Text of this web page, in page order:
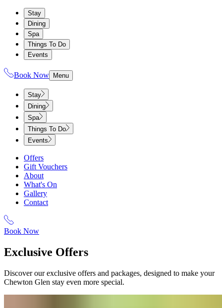
Stay
Dining
Spa
Things To Do
Events
Book Now Menu
Stay
Dining
Spa
Things To Do
Events
Offers
Gift Vouchers
About
What's On
Gallery
Contact
Book Now
Exclusive Offers​​​​‌ ‍ ​‍​‍‌‍ ‌ ​‍‌‍‍‌‌‍‌ ‌‍‍‌‌‍ ‍​‍​‍​ ‍‍​‍​‍‌ ​ ‌‍​‌‌‍ ‍‌‍‍‌‌ ‌​‌ ‍‌​‍ ‍‌‍‍‌‌‍ ​‍​‍​‍ ​​‍​‍‌‍‍​‌ ​‍‌‍‌‌‌‍‌‍​‍​‍​ ‍‍​‍​‍‌‍‍​‌ ‌​‌ ‌​‌ ​​‌ ​ ​ ‍‍​‍ ​‍ ‌‍ ​​‍ ‌‌‍​‌‌‍ ‍‌‍‌​​‍ ‌‌ ​‍​‍ ‌‌‍‍​‌‍ ‌ ‌​‌‍‌‌‌‍ ​‌ ​ ​‍ ‌‌ ​ ‌ ‌​‌ ‌‌‌‍‌​‌‍‍‌‌‍ ​‍ ‍‌ ‌‍‌‍‌‌‌ ​‍‌‍​ ‌‍‌‌‌‍ ​​‍ ‍‌‍​‌‌ ​​‌ ​​​‍ ‌‍‍‌‌‍ ‍‌ ‌​‌‍‌‌‌‍ ‍‌ ‌​​‍ ‌‍‌‌‌‍‌​‌‍‍‌‌ ‌​​‍ ‌‍ ‌‌‍ ‌‍‌​‌‍‌‌​ ‌‌ ​​‌ ​‍‌‍‌‌‌ ​ ‌‍‌‌‌‍ ‍‌ ‌​‌‍​‌‌ ‌​‌‍‍‌‌‍ ‌‍ ‍​ ‍ ‌‍‍‌‌‍‌​​ ‌​ ‍‌​ ​‌​ ‌‍​ ‌‍​ ‍‌‌‍‌​‌‍​‌​ ​​​‍ ‌​ ‌‍‌‍​ ‌‍​ ‌‍​ ​‍ ‌​ ‌​​ ‍‌​ ‌​​ ‌‍​‍ ‌‌‍​‌​ ​‍​ ‌ ​ ‌​​‍ ‌‌‍​‌‌‍​ ‌‍​‍​ ‍‌‌‍​‍​ ​ ‌‍‌‌‌‍​ ​ ​ ‌‍‌​​ ‌ ‌‍​ ​ ‍ ‌ ‌​‌ ‍‌‌ ​​‌‍‌‌​ ‌‌‍‍​‌‍ ‌ ‌​‌‍‌‌‌‍ ​‌‌​ ‌‍‍‌‌ ‌​‌‍‌‌‌‌​​‌‍​‌‌‍‌ ‌‍‌‌​ ‍ ‌ ​​‌‍​‌‌ ‌​‌‍‍​​ ‌‌ ​​‌‍​‌‌‍‌ ‌‍‌‌‌​​‍‌ ‌‌‌‍‍‌‌‍ ​‌‍‌​‌‍‌‌‌ ​‍​‍‌‌​ ‌‌‌​​‍‌‌ ‌‍‍ ‌‍‌‌‌ ‍‌​‍‌‌​ ​ ‌​‌​​‍‌‌​ ​ ‌​‌​​‍‌‌​ ​‍​ ​‍‌‍‌‌‌‍​‍​ ‍‌​ ‌‌‌‍‌‌​ ‌ ​ ​​‌‍‌​​ ‌ ‌‍‌‌​ ​​​ ​‌​‍‌‌​ ​‍​ ​‍​‍‌‌​ ‌‌‌​‌​​‍ ‍‌‍‍​‌‍‌‌‌‍​‌‌‍‌​‌‍‍‌‌‍ ‍‌‍‌ ​ ‌‍​‍‌‍​‌‌ ​ ‌‍‌‌‌‌‌‌‌ ​‍‌‍ ​​ ‌‌‍‍​‌ ‌​‌ ‌​‌ ​​‌ ​ ​‍‌‌​ ​ ‌​​‌​‍‌‌​ ​‍‌​‌‍​‍‌‌​ ​‍‌​‌‍‌‍ ​​‍ ‌‌‍​‌‌‍ ‍‌‍‌​​‍ ‌‌ ​‍​‍ ‌‌‍‍​‌‍ ‌ ‌​‌‍‌‌‌‍ ​‌ ​ ​‍ ‌‌ ​ ‌ ‌​‌ ‌‌‌‍‌​‌‍‍‌‌‍ ​‍ ‍‌ ‌‍‌‍‌‌‌ ​‍‌‍​ ‌‍‌‌‌‍ ​​‍ ‍‌‍​‌‌ ​​‌ ​​​‍‌‍‌‍‍‌‌‍‌​​ ‌​ ‍‌​ ​‌​ ‌‍​ ‌‍​ ‍‌‌‍‌​‌‍​‌​ ​​​‍ ‌​ ‌‍‌‍​ ‌‍​ ‌‍​ ​‍ ‌​ ‌​​ ‍‌​ ‌​​ ‌‍​‍ ‌‌‍​‌​ ​‍​ ‌ ​ ‌​​‍ ‌‌‍​‌‌‍​ ‌‍​‍​ ‍‌‌‍​‍​ ​ ‌‍‌‌‌‍​ ​ ​ ‌‍‌​​ ‌ ‌‍​ ​‍‌‍‌ ‌​‌ ‍‌‌ ​​‌‍‌‌​ ‌‌‍‍​‌‍ ‌ ‌​‌‍‌‌‌‍ ​‌‌​ ‌‍‍‌‌ ‌​‌‍‌‌‌‌​​‌‍​‌‌‍‌ ‌‍‌‌​‍‌‍‌ ​​‌‍​‌‌ ‌​‌‍‍​​ ‌‌ ​​‌‍​‌‌‍‌ ‌‍‌‌‌​​‍‌ ‌‌‌‍‍‌‌‍ ​‌‍‌​‌‍‌‌‌ ​‍​‍‌‌​ ‌‌‌​​‍‌‌ ‌‍‍ ‌‍‌‌‌ ‍‌​‍‌‌​ ​ ‌​‌​​‍‌‌​ ​ ‌​‌​​‍‌‌​ ​‍​ ​‍‌‍‌‌‌‍​‍​ ‍‌​ ‌‌‌‍‌‌​ ‌ ​ ​​‌‍‌​​ ‌ ‌‍‌‌​ ​​​ ​‌​‍‌‌​ ​‍​ ​‍​‍‌‌​ ‌‌‌​‌​​‍ ‍‌‍‍​‌‍‌‌‌‍​‌‌‍‌​‌‍‍‌‌‍ ‍‌‍‌ ​‍‌‍‌ ​​‌‍‌‌‌ ​‍‌ ​ ‌ ​​‌‍‌‌‌‍​ ‌ ‌​‌‍‍‌‌ ‌‍‌‍‌‌​ ‌‌ ​​‌ ‌‌‌‍​‍‌‍ ​‌‍‍‌‌ ​ ‌‍‍​‌‍‌‌‌‍‌​​‍​‍‌ ‌
Discover our exclusive offers and packages, designed to make your
Chewton Glen stay even more special.​​​​‌ ‍ ​‍​‍‌‍ ‌ ​‍‌‍‍‌‌‍‌ ‌‍‍‌‌‍ ‍​‍​‍​ ‍‍​‍​‍‌ ​ ‌‍​‌‌‍ ‍‌‍‍‌‌ ‌​‌ ‍‌​‍ ‍‌‍‍‌‌‍ ​‍​‍​‍ ​​‍​‍‌‍‍​‌ ​‍‌‍‌‌‌‍‌‍​‍​‍​ ‍‍​‍​‍‌‍‍​‌ ‌​‌ ‌​‌ ​​‌ ​ ​ ‍‍​‍ ​‍ ‌‍ ​​‍ ‌‌‍​‌‌‍ ‍‌‍‌​​‍ ‌‌ ​‍​‍ ‌‌‍‍​‌‍ ‌ ‌​‌‍‌‌‌‍ ​‌ ​ ​‍ ‌‌ ​ ‌ ‌​‌ ‌‌‌‍‌​‌‍‍‌‌‍ ​‍ ‍‌ ‌‍‌‍‌‌‌ ​‍‌‍​ ‌‍‌‌‌‍ ​​‍ ‍‌‍​‌‌ ​​‌ ​​​‍ ‌‍‍‌‌‍ ‍‌ ‌​‌‍‌‌‌‍ ‍‌ ‌​​‍ ‌‍‌‌‌‍‌​‌‍‍‌‌ ‌​​‍ ‌‍ ‌‌‍ ‌‍‌​‌‍‌‌​ ‌‌ ​​‌ ​‍‌‍‌‌‌ ​ ‌‍‌‌‌‍ ‍‌ ‌​‌‍​‌‌ ‌​‌‍‍‌‌‍ ‌‍ ‍​ ‍ ‌‍‍‌‌‍‌​​ ‌​ ‍‌​ ​‌​ ‌‍​ ‌‍​ ‍‌‌‍‌​‌‍​‌​ ​​​‍ ‌​ ‌‍‌‍​ ‌‍​ ‌‍​ ​‍ ‌​ ‌​​ ‍‌​ ‌​​ ‌‍​‍ ‌‌‍​‌​ ​‍​ ‌ ​ ‌​​‍ ‌‌‍​‌‌‍​ ‌‍​‍​ ‍‌‌‍​‍​ ​ ‌‍‌‌‌‍​ ​ ​ ‌‍‌​​ ‌ ‌‍​ ​ ‍ ‌ ‌​‌ ‍‌‌ ​​‌‍‌‌​ ‌‌‍‍​‌‍ ‌ ‌​‌‍‌‌‌‍ ​‌‌​ ‌‍‍‌‌ ‌​‌‍‌‌‌‌​​‌‍​‌‌‍‌ ‌‍‌‌​ ‍ ‌ ​​‌‍​‌‌ ‌​‌‍‍​​ ‌‌ ​​‌‍​‌‌‍‌ ‌‍‌‌‌​​‍‌ ‌‌‌‍‍‌‌‍ ​‌‍‌​‌‍‌‌‌ ​‍​‍‌‌​ ‌‌‌​​‍‌‌ ‌‍‍ ‌‍‌‌‌ ‍‌​‍‌‌​ ​ ‌​‌​​‍‌‌​ ​ ‌​‌​​‍‌‌​ ​‍​ ​‍‌‍‌‌‌‍​‍​ ‍‌​ ‌‌‌‍‌‌​ ‌ ​ ​​‌‍‌​​ ‌ ‌‍‌‌​ ​​​ ​‌​‍‌‌​ ​‍​ ​‍​‍‌‌​ ‌‌‌​‌​​‍ ‍‌‍​‍‌‍ ‌‍‌​‌ ‍‌​ ‌‍​‍‌‍​‌‌ ​ ‌‍‌‌‌‌‌‌‌ ​‍‌‍ ​​ ‌‌‍‍​‌ ‌​‌ ‌​‌ ​​‌ ​ ​‍‌‌​ ​ ‌​​‌​‍‌‌​ ​‍‌​‌‍​‍‌‌​ ​‍‌​‌‍‌‍ ​​‍ ‌‌‍​‌‌‍ ‍‌‍‌​​‍ ‌‌ ​‍​‍ ‌‌‍‍​‌‍ ‌ ‌​‌‍‌‌‌‍ ​‌ ​ ​‍ ‌‌ ​ ‌ ‌​‌ ‌‌‌‍‌​‌‍‍‌‌‍ ​‍ ‍‌ ‌‍‌‍‌‌‌ ​‍‌‍​ ‌‍‌‌‌‍ ​​‍ ‍‌‍​‌‌ ​​‌ ​​​‍‌‍‌‍‍‌‌‍‌​​ ‌​ ‍‌​ ​‌​ ‌‍​ ‌‍​ ‍‌‌‍‌​‌‍​‌​ ​​​‍ ‌​ ‌‍‌‍​ ‌‍​ ‌‍​ ​‍ ‌​ ‌​​ ‍‌​ ‌​​ ‌‍​‍ ‌‌‍​‌​ ​‍​ ‌ ​ ‌​​‍ ‌‌‍​‌‌‍​ ‌‍​‍​ ‍‌‌‍​‍​ ​ ‌‍‌‌‌‍​ ​ ​ ‌‍‌​​ ‌ ‌‍​ ​‍‌‍‌ ‌​‌ ‍‌‌ ​​‌‍‌‌​ ‌‌‍‍​‌‍ ‌ ‌​‌‍‌‌‌‍ ​‌‌​ ‌‍‍‌‌ ‌​‌‍‌‌‌‌​​‌‍​‌‌‍‌ ‌‍‌‌​‍‌‍‌ ​​‌‍​‌‌ ‌​‌‍‍​​ ‌‌ ​​‌‍​‌‌‍‌ ‌‍‌‌‌​​‍‌ ‌‌‌‍‍‌‌‍ ​‌‍‌​‌‍‌‌‌ ​‍​‍‌‌​ ‌‌‌​​‍‌‌ ‌‍‍ ‌‍‌‌‌ ‍‌​‍‌‌​ ​ ‌​‌​​‍‌‌​ ​ ‌​‌​​‍‌‌​ ​‍​ ​‍‌‍‌‌‌‍​‍​ ‍‌​ ‌‌‌‍‌‌​ ‌ ​ ​​‌‍‌​​ ‌ ‌‍‌‌​ ​​​ ​‌​‍‌‌​ ​‍​ ​‍​‍‌‌​ ‌‌‌​‌​​‍ ‍‌‍​‍‌‍ ‌‍‌​‌ ‍‌​‍‌‍‌ ​​‌‍‌‌‌ ​‍‌ ​ ‌ ​​‌‍‌‌‌‍​ ‌ ‌​‌‍‍‌‌ ‌‍‌‍‌‌​ ‌‌ ​​‌ ‌‌‌‍​‍‌‍ ​‌‍‍‌‌ ​ ‌‍‍​‌‍‌‌‌‍‌​​‍​‍‌ ‌